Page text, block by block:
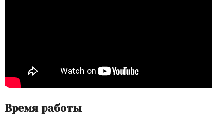
Время работы